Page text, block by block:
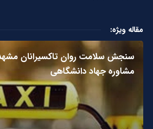
مقاله ویژه:
سنجش سلامت روان تاکسیرانان
مشاوره جهاد دانشگاهی